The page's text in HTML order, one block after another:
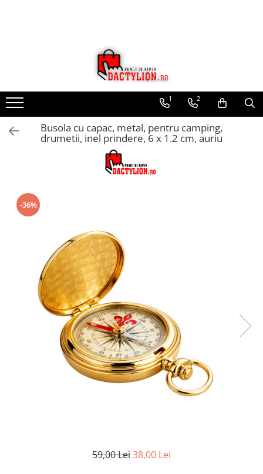
1 2
Busola cu capac, metal, pentru camping,
drumetii, inel prindere, 6 x 1.2 cm, auriu
-36%
59,00 Lei38,00 Lei